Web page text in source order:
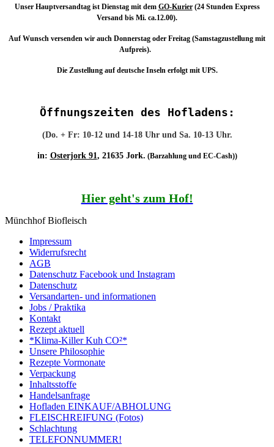
Unser Hauptversandtag ist Dienstag mit dem GO-Kurier(24 Stunden Express
Versand bis Mi. ca.12.00).
Auf Wunsch versenden wir auch Donnerstag oder Freitag (Samstagzustellung mit
Aufpreis).
Die Zustellung auf deutsche Inseln erfolgt mit UPS.
Öffnungszeiten des Hofladens :
(Do. + Fr: 10-12 und 1 4-1 8 Uhrund Sa. 10-13 Uhr.
in: Osterjork 91 , 21635 Jork. (Barzahlung und EC-Cash))
Hier geht's zum Hof!
Münchhof Biofleisch
Impressum
Widerrufsrecht
AGB
Datenschutz Facebook und Instagram
Datenschutz
Versandarten- und informationen
Jobs / Praktika
Kontakt
Rezept aktuell
*Klima-Killer Kuh CO²*
Unsere Philosophie
Rezepte Vormonate
Verpackung
Inhaltsstoffe
Handelsanfrage
Hofladen EINKAUF/ABHOLUNG
FLEISCHREIFUNG (Fotos)
Schlachtung
TELEFONNUMMER!